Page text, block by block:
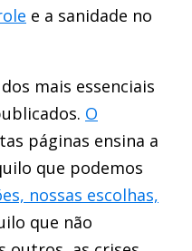
e a sanidade no
mais essenciais
O
páginas ensina a
que podemos
nossas escolhas,
que não